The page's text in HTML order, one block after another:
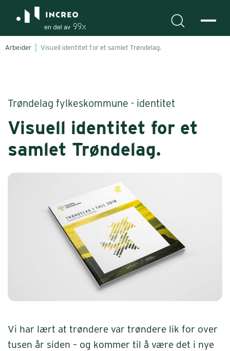
Arbeider Visuell identitet for et samlet Trøndelag.
Trøndelag fylkeskommune - identitet
Visuell identitet for et
samlet Trøndelag.
Vi har lært at trøndere var trøndere lik for over
tusen år siden – og kommer til å være det i nye